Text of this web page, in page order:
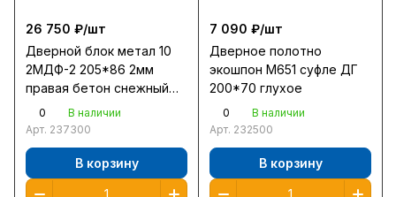
26 750 ₽/шт
Дверной блок метал 10
2МДФ-2 205*86 2мм
правая бетон снежный
зеркало фацет
0
В наличии
Арт. 237300
В корзину
7 090 ₽/шт
Дверное полотно
экошпон М651 суфле ДГ
200*70 глухое
0
В наличии
Арт. 232500
В корзину